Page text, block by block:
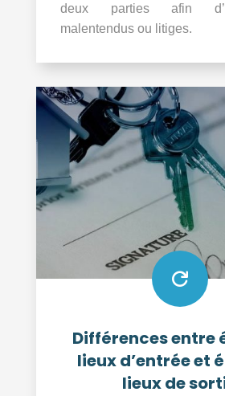
deux parties afin
malentendus ou litiges.

Différences entre
lieux d’entrée et
lieux de